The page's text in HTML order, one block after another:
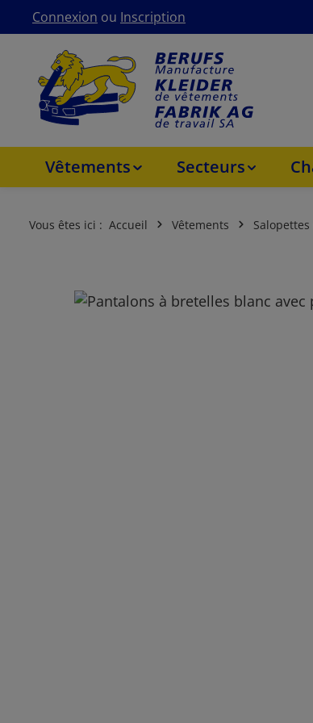
au contenu principal
Passer à la navigation principale
Connexion ou Inscription
Vêtements Secteurs
Vous êtes ici : Accueil Vêtements
Ignorer la galerie d'images